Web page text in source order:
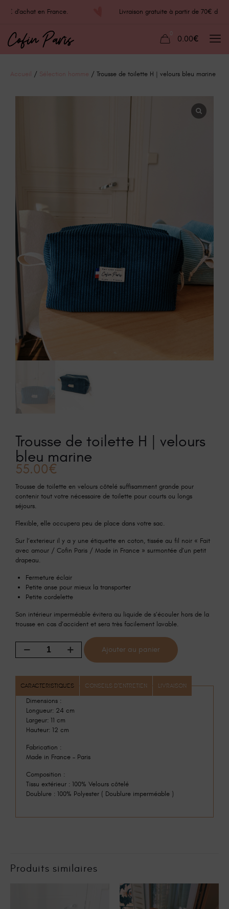
d'achat en France. Livraison gratuite à partir de 70€
0
0.00€
Accueil / Sélection homme / Trousse de toilette H | velours bleu marine
Trousse de toilette H | velours
bleu marine
55.00€
Trousse de toilette en velours côtelé suffisamment grande pour
contenir tout votre nécessaire de toilette pour courts ou longs
séjours.
Flexible, elle occupera peu de place dans votre sac.
Sur l’exterieur il y a y une étiquette en coton, tissée au fil noir « Fait
avec amour / Cofin Paris / Made in France » surmontée d’un petit
drapeau.
Fermeture éclair
Petite anse pour mieux la transporter
Petite cordelette
Son intérieur imperméable évitera au liquide de s’écouler hors de la
trousse en cas d’accident et sera très facilement lavable.
Ajouter au panier
CARACTERISTIQUES CONSEILS D'ENTRETIEN LIVRAISON
Dimensions :
Longueur: 24 cm
Largeur: 11 cm
Hauteur: 12 cm
Fabrication :
Made in France – Paris
Composition :
Tissu extérieur : 100% Velours côtelé
Doublure : 100% Polyester ( Doublure imperméable )
Produits similaires